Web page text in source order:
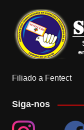
Filiado a Fentect
Siga-nos